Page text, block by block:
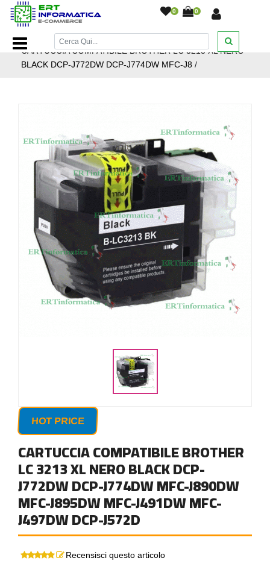
0 0
Home Page/Cartucce inkjet/Cartucce Inkjet Brother/
CARTUCCIA COMPATIBILE BROTHER LC 3213 XL NERO
BLACK DCP-J772DW DCP-J774DW MFC-J8 /
HOT PRICE
CARTUCCIA COMPATIBILE BROTHER
LC 3213 XL NERO BLACK DCP-
J772DW DCP-J774DW MFC-J890DW
MFC-J895DW MFC-J491DW MFC-
J497DW DCP-J572D
Recensisci questo articolo